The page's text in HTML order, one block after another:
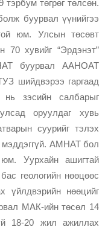
төгрөг төлсөн.
буурвал үүнийгээ
юм. Улсын төсөвт
хувийг “Эрдэнэт”
буурвал ААНОАТ
шийдвэрээ гаргаад
зэсийн салбарыг
оруулдаг хувь
суурийг тэлэх
мэддэггүй. АМНАТ бол
Уурхайн ашигтай
геологийн нөөцөөс
үйлдвэрийн нөөцийг
МАК-ийн төсөл 14
18-20 жил ажиллах